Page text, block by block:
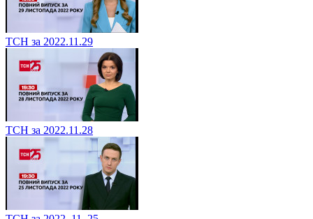
ТСН за 2022.11.29
ТСН за 2022.11.28